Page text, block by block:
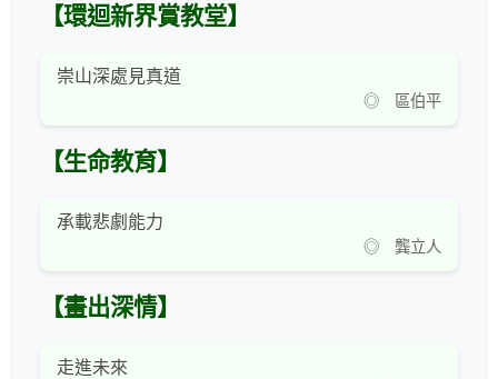
【環迴新界賞教堂】
崇山深處見真道
◎ 區伯平
【生命教育】
承載悲劇能力
◎ 龔立人
【畫出深情】
走進未來